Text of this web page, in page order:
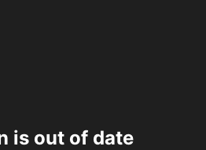
is out of date